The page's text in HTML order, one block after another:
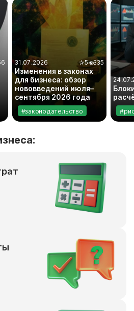
31.07.2026 ✰5 335
Изменения в законах
для бизнеса: обзор
нововведений июля–
сентября 2026 года
#законодательство